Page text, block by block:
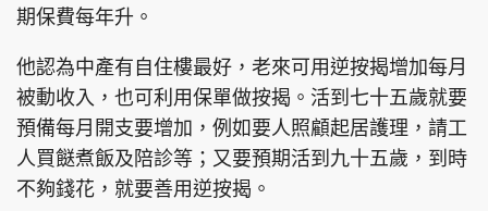
期保費每年升。
他認為中產有自住樓最好，老來可用逆按揭增加每月
被動收入，也可利用保單做按揭。活到七十五歲就要
預備每月開支要增加，例如要人照顧起居護理，請工
人買餸煮飯及陪診等；又要預期活到九十五歲，到時
不夠錢花，就要善用逆按揭。